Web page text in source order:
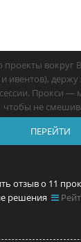
проекты вокруг
ивентов),
Прокси —
чтобы не
ПЕРЕЙТИ
отзыв о 11
решения